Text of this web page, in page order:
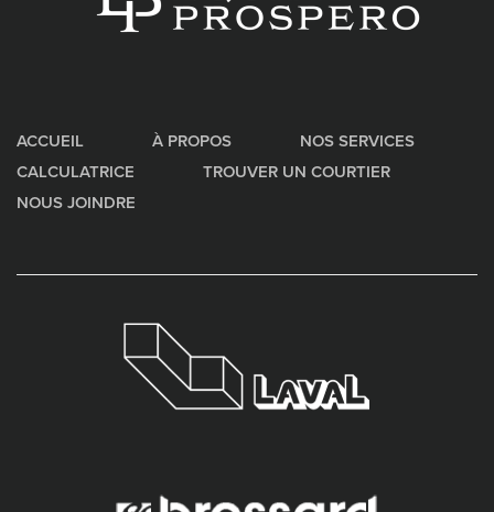
ACCUEIL À PROPOS
NOS SERVICES
CALCULATRICE
TROUVER UN COURTIER
NOUS JOINDRE